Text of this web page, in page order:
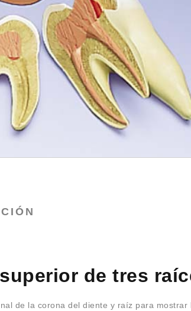
de tres
de la corona del diente y raíz para